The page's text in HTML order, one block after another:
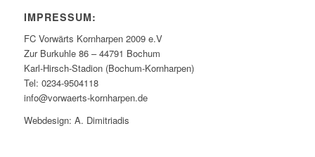
IMPRESSUM:
FC Vorwärts Kornharpen 2009 e.V
Zur Burkuhle 86 – 44791 Bochum
Karl-Hirsch-Stadion (Bochum-Kornharpen)
Tel: 0234-9504118
info@vorwaerts-kornharpen.de
Webdesign: A. Dimitriadis